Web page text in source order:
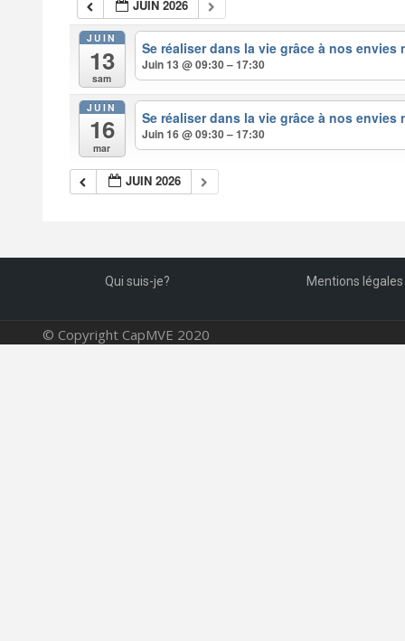
JUIN 2026
JUIN
13
sam
Se réaliser dans la vie grâce à nos
Juin 13 @ 09:30 – 17:30
JUIN
16
mar
Se réaliser dans la vie grâce à nos
Juin 16 @ 09:30 – 17:30
JUIN 2026
Qui suis-je? Mentions légales
© Copyright CapMVE 2020